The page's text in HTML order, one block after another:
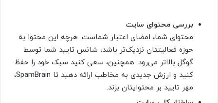
بررسی محتوای سایت
محتوای شما، امضای اعتبار شماست. هرچه این محتوا به
حوزه فعالیتتان نزدیک‌تر باشد، شانس تایید شما توسط
گوگل بالاتر می‌رود. همچنین، سعی کنید سبک خود را حفظ
کنید و ارزش جدیدی به مخاطب ارائه دهید تا SpamBrain،
مهر تایید بر محتوایتان بزند.